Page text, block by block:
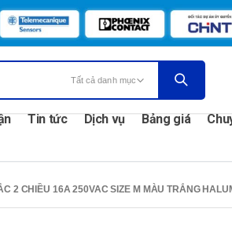
Tin tức Dịch vụ Bảng giá
2 CHIỀU 16A 250VAC SIZE M MÀU TRẮNG